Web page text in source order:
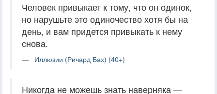
Человек привыкает к тому, что он одинок,
но нарушьте это одиночество хотя бы на
день, и вам придется привыкать к нему
снова.
Иллюзии (Ричард Бах) (40+)
Никогда не можешь знать наверняка —